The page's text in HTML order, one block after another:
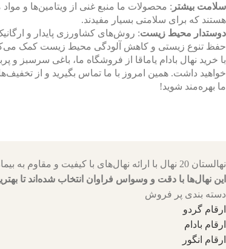
سلامت بیشتر : محصولات ما منبع غنی از ویتامین‌ها و
هستند که برای سلامتی بسیار مفیدند.
دوستدار محیط زیست: روش‌های کشاورزی پایدار و
حفظ تنوع زیستی و کاهش آلودگی محیط زیست کمک
با خرید نهال بادام یاماقا از فروشگاه ما، باغی سرسبز و
خواهید داشت. همین امروز با ما تماس بگیرید و از
ما بهره‌مند شوید!
نهالستان 20 نهال با ارائه نهال‌های با کیفیت و مقاوم به بیماری‌ها، به باغداران کمک می‌کنند تا باغ‌هایی سرسبز و پربار داشته باشند.
این نهال‌ها با دقت و وسواس فراوان انتخاب شده‌اند تا
دسته بندی پر فروش
ارقام گردو
ارقام بادام
ارقام انگور